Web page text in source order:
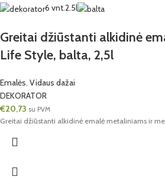
6 vnt.2.5l
Greitai džiūstanti alkidinė
Life Style, balta, 2,5l
Emalės Vidaus dažai
DEKORATOR
€20,73 su PVM
Greitai džiūstanti alkidinė emalė metaliniams ir